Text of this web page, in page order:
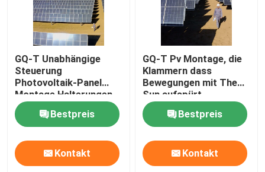
Foto-voltaisches Landwirtschaftssystem
Sun-Verfolger-System
Pv-Montage-Ausrüstung
GQ-T Unabhängige
Steuerung
Photovoltaik-Panel
Montage Halterungen
Intelligente Verfolgung
Bestpreis
Kontakt
GQ-T Pv Montage, die
Klammern dass
Bewegungen mit The
Sun aufspürt
Bestpreis
Kontakt